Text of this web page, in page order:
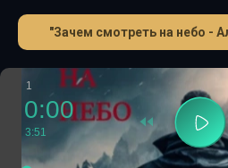
"Зачем смотреть на небо -
1
0:00
3:51